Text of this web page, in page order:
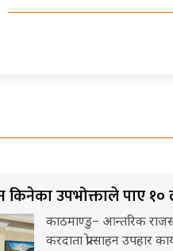
किनेका उपभोक्ताले पाए
काठमाण्डु– आन्तरिक
करदाता प्रोत्साहन उपहार